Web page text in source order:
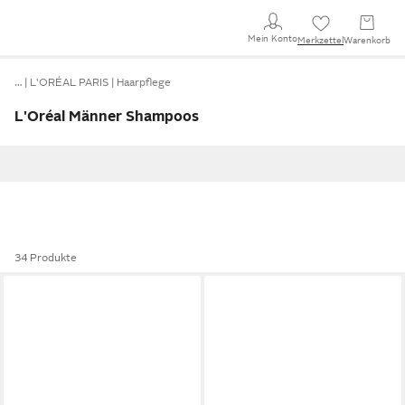
Mein KontoMerkzettel Warenkorb
… L'ORÉAL PARIS Haarpflege
L'Oréal Männer Shampoos
34 Produkte